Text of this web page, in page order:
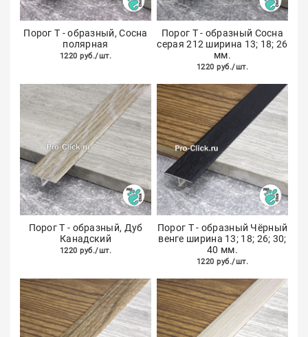
Порог Т - образный, Сосна
полярная
1220 руб./шт.
Порог Т - образный Сосна
серая 212 ширина 13; 18; 26
мм.
1220 руб./шт.
Порог Т - образный, Дуб
Канадский
1220 руб./шт.
Порог Т - образный Чёрный
венге ширина 13; 18; 26; 30;
40 мм.
1220 руб./шт.